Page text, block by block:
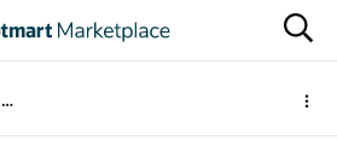
IMERSÃO RAÍZES DO AUTO ABANDONO. 3 dias para identificar o padrão que te faz se anular nos relacionamentos e dar os primeiros passos para se reposicionar sem culpa.